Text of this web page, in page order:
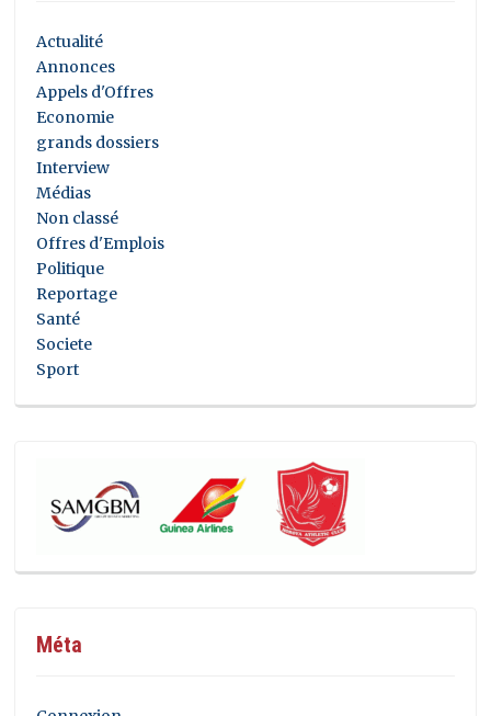
Actualité
Annonces
Appels d'Offres
Economie
grands dossiers
Interview
Médias
Non classé
Offres d'Emplois
Politique
Reportage
Santé
Societe
Sport
Méta